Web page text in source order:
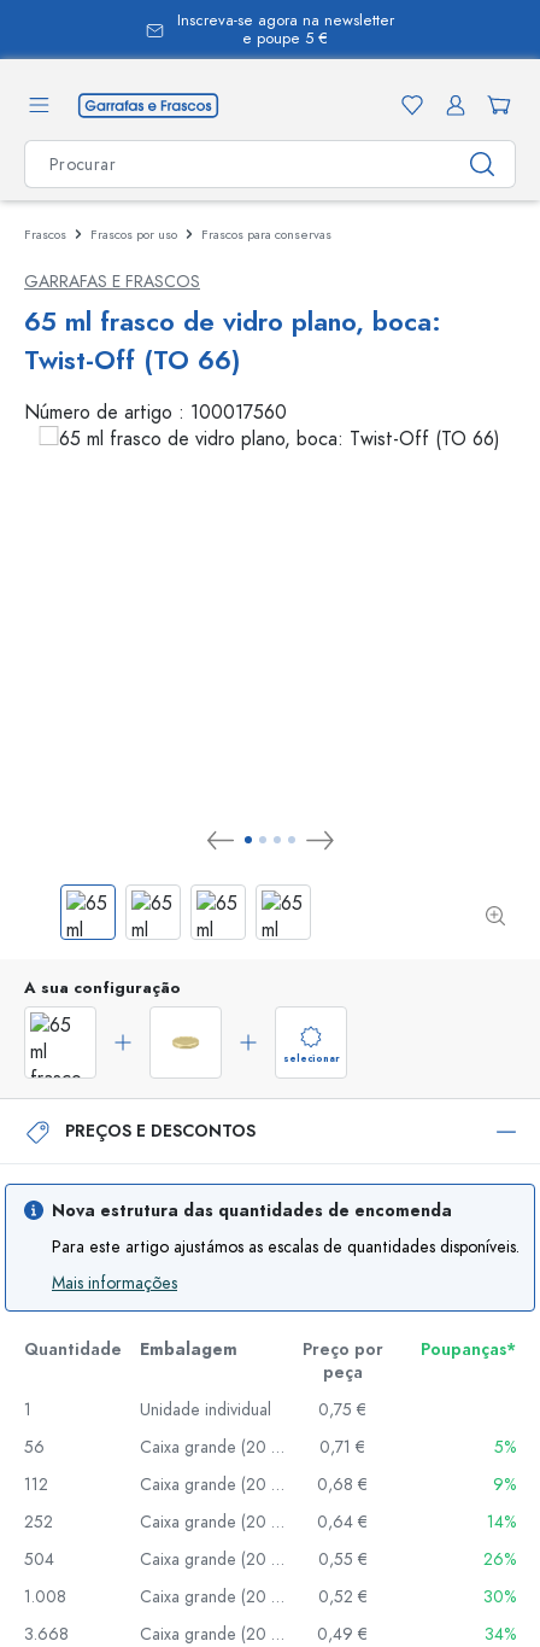
Inscreva-se agora na newsletter
e poupe 5 €
Frascos Frascos por uso Frascos para conservas
GARRAFAS E FRASCOS
65 ml frasco de vidro plano, boca:
Twist-Off (TO 66)
Número de artigo : 100017560
A sua configuração
selecionar
PREÇOS E DESCONTOS
Nova estrutura das quantidades de encomenda
Para este artigo ajustámos as escalas de quantidades disponíveis.
Mais informações
Quantidade Embalagem
Preço por
peça
Poupanças*
1 Unidade individual
0,75 €
56
Caixa grande (20 un.) 0,71 €
5%
112
Caixa grande (20 un.) 0,68 €
9%
252
Caixa grande (20 un.) 0,64 €
14%
504
Caixa grande (20 un.) 0,55 €
26%
1.008
Caixa grande (20 un.) 0,52 €
30%
3.668
Caixa grande (20 un.) 0,49 €
34%